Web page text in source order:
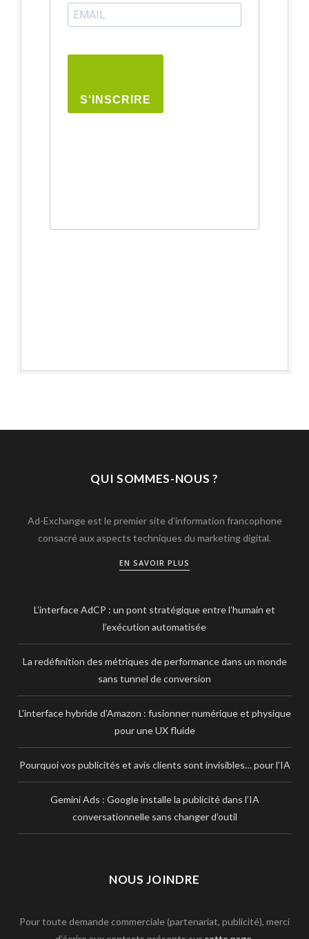
S'INSCRIRE
QUI SOMMES-NOUS ?
Ad-Exchange est le premier site d’information francophone
consacré aux aspects techniques du marketing digital.
EN SAVOIR PLUS
L’interface AdCP : un pont stratégique entre l’humain et
l’exécution automatisée
La redéfinition des métriques de performance dans un monde
sans tunnel de conversion
L’interface hybride d’Amazon : fusionner numérique et physique
pour une UX fluide
Pourquoi vos publicités et avis clients sont invisibles… pour l’IA
Gemini Ads : Google installe la publicité dans l’IA
conversationnelle sans changer d’outil
NOUS JOINDRE
Pour toute demande commerciale (partenariat, publicité), merci